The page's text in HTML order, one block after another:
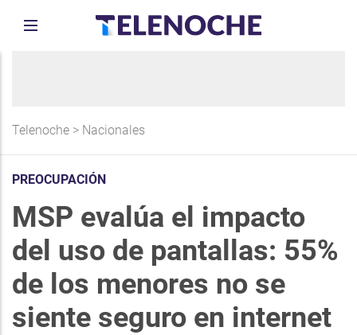
Telenoche > Nacionales
PREOCUPACIÓN
MSP evalúa el impacto
del uso de pantallas: 55%
de los menores no se
siente seguro en internet